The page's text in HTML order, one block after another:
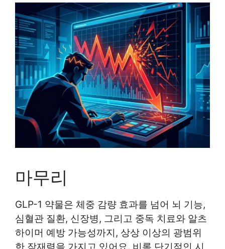
마무리
GLP-1 약물은 체중 감량 효과를 넘어 뇌 기능,
심혈관 질환, 신장병, 그리고 중독 치료와 알츠
하이머 예방 가능성까지, 상상 이상의 광범위
한 잠재력을 가지고 있어요. 비록 단기적인 시